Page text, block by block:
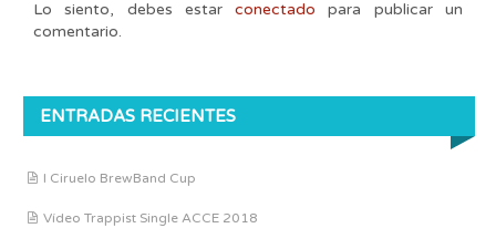
Lo siento, debes estarconectado para publicar un
comentario.
ENTRADAS RECIENTES
I Ciruelo BrewBand Cup
Vídeo Trappist Single ACCE 2018